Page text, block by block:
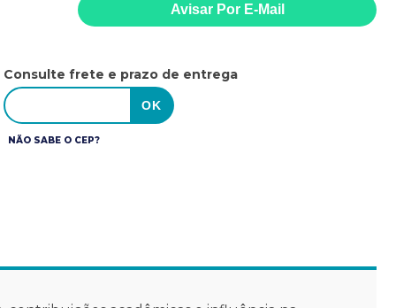
Consulte frete e prazo de entrega
NÃO SABE O CEP?